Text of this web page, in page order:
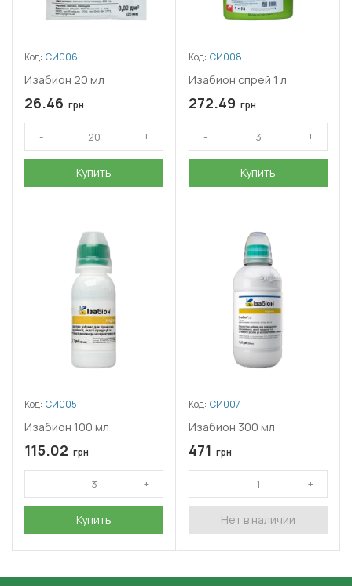
Код: СИ006
Изабион 20 мл
26.46 грн
Купить
Код: СИ008
Изабион спрей 1 л
272.49 грн
Купить
Код: СИ005
Изабион 100 мл
115.02 грн
Купить
Код: СИ007
Изабион 300 мл
471 грн
Нет в наличии